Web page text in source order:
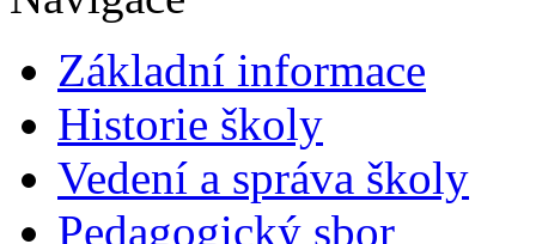
Základní informace
Historie školy
Vedení a správa školy
Pedagogický sbor